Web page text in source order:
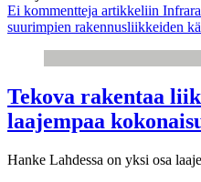
Ei kommentteja artikkeliin
suurimpien rakennusliikkeiden
Tekova rakentaa
laajempaa
Hanke Lahdessa on yksi osa